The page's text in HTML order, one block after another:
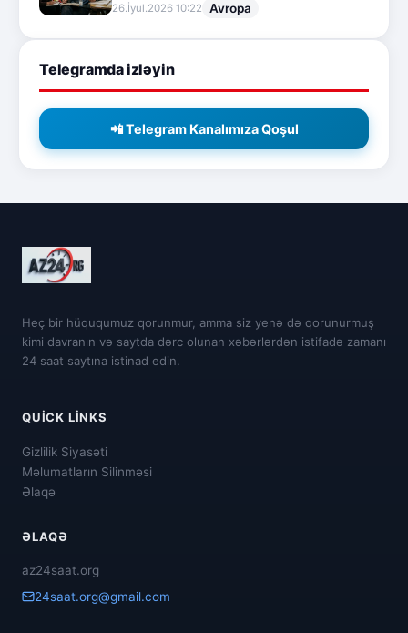
26.İyul.2026 10:22 Avropa
Telegramda izləyin
📲 Telegram Kanalımıza Qoşul
Heç bir hüququmuz qorunmur, amma siz yenə də qorunurmuş
kimi davranın və saytda dərc olunan xəbərlərdən istifadə zamanı
24 saat saytına istinad edin.
QUICK LINKS
Gizlilik Siyasəti
Məlumatların Silinməsi
Əlaqə
ƏLAQƏ
az24saat.org
24saat.org@gmail.com